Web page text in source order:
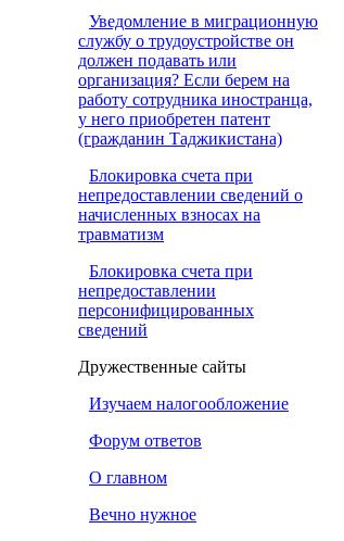
Уведомление в миграционную
службу о трудоустройстве он
должен подавать или
организация? Если берем на
работу сотрудника иностранца,
у него приобретен патент
(гражданин Таджикистана)
Блокировка счета при
непредоставлении сведений о
начисленных взносах на
травматизм
Блокировка счета при
непредоставлении
персонифицированных
сведений
Дружественные сайты
Изучаем налогообложение
Форум ответов
О главном
Вечно нужное